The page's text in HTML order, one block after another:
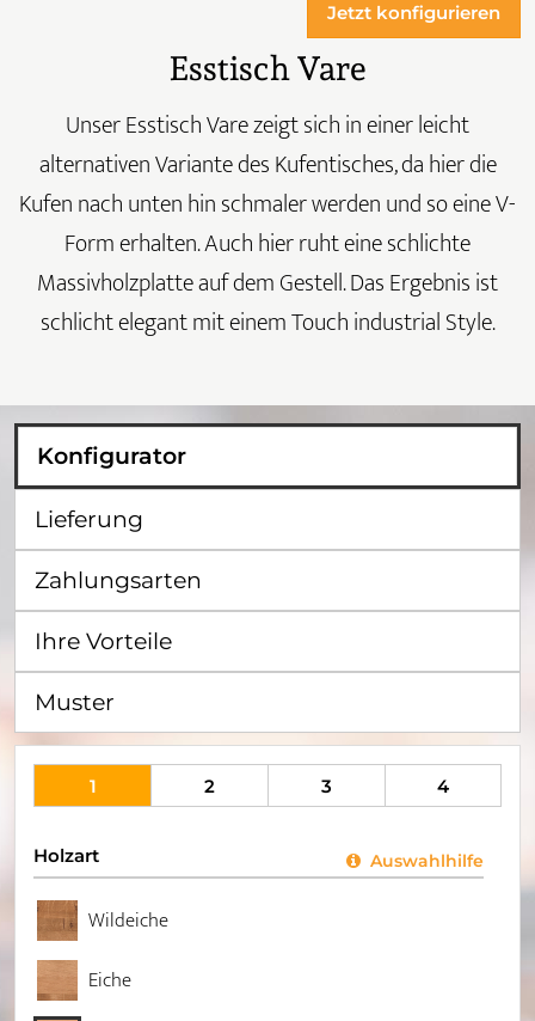
Jetzt konfigurieren
Esstisch Vare
Unser Esstisch Vare zeigt sich in einer leicht
alternativen Variante des Kufentisches, da hier die
Kufen nach unten hin schmaler werden und so eine V-
Form erhalten. Auch hier ruht eine schlichte
Massivholzplatte auf dem Gestell. Das Ergebnis ist
schlicht elegant mit einem Touch industrial Style.
Konfigurator
Lieferung
Zahlungsarten
Ihre Vorteile
Muster
1 2 3 4
Holzart Auswahlhilfe
Wildeiche
Eiche